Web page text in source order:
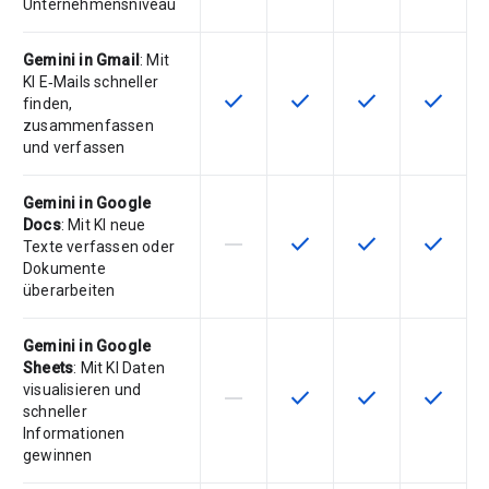
Unternehmensniveau
Gemini in Gmail : Mit
KI E‑Mails schneller
finden,
zusammenfassen
und verfassen
Diese Funktion ist für die
check Diese Funktion ist für die
check Diese Funktion
check Diese
check
Gemini in Google
Docs: Mit KI neue
Texte verfassen oder
Dokumente
überarbeiten
Diese Funktion ist für die
horizontal_rule Diese Funktion ist für die
check Diese Funktion
check Diese
check
Gemini in Google
Sheets: Mit KI Daten
visualisieren und
schneller
Informationen
gewinnen
Diese Funktion ist für die
horizontal_rule Diese Funktion ist für die
check Diese Funktion
check Diese
check